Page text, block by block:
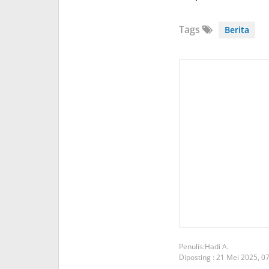
Tags Berita
Hadi A.
Diposting : 21 Mei 2025,